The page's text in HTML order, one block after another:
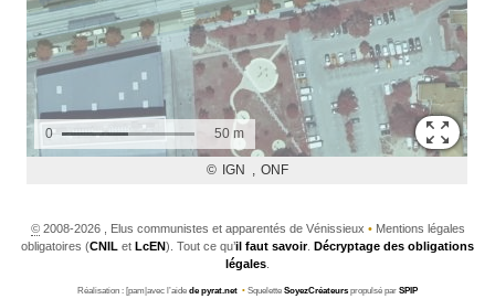
©2008-2026 , Elus communistes et apparentés de Vénissieux •Mentions légales
obligatoires (CNIL et LcEN). Tout ce qu’il faut savoir. Décryptage des obligations
légales
Réalisation : [pam|avec l’aide de pyrat.net • Squelette SoyezCréateurs propulsé par SPIP